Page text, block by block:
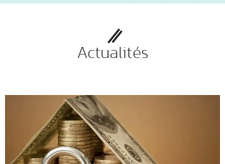
Actualités